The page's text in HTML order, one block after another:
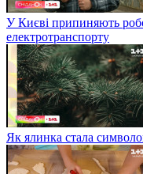
У Києві припиняють
електротранспорту
Як ялинка стала